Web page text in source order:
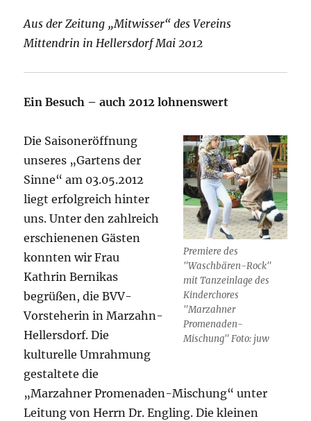
Aus der Zeitung „Mitwisser“ des Vereins
Mittendrin in Hellersdorf Mai 2012
Ein Besuch – auch 2012 lohnenswert
Premiere des
"Waschbären-Rock"
mit Tanzeinlage des
Kinderchores
"Marzahner
Promenaden-
Mischung" Foto: juw
Die Saisoneröffnung
unseres „Gartens der
Sinne“ am 03.05.2012
liegt erfolgreich hinter
uns. Unter den zahlreich
erschienenen Gästen
konnten wir Frau
Kathrin Bernikas
begrüßen, die BVV-
Vorsteherin in Marzahn-
Hellersdorf. Die
kulturelle Umrahmung
gestaltete die
„Marzahner Promenaden-Mischung“ unter
Leitung von Herrn Dr. Engling. Die kleinen